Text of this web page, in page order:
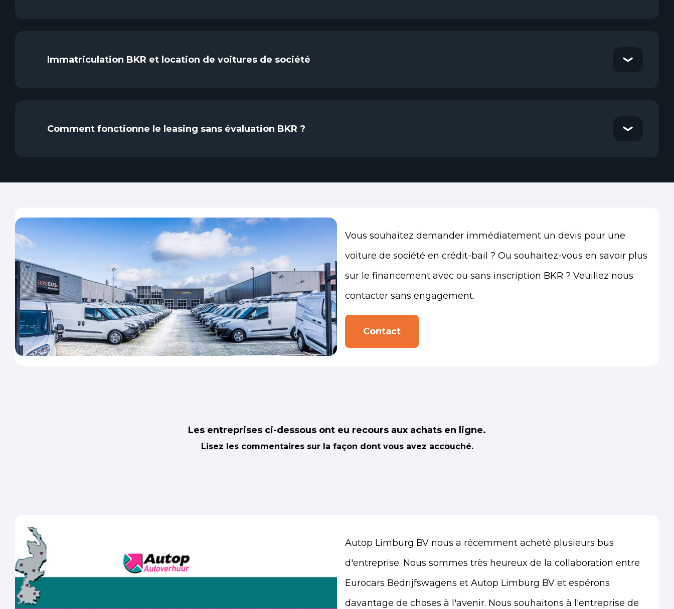
Immatriculation BKR et location de voitures de société
Comment fonctionne le leasing sans évaluation BKR ?
Vous souhaitez demander immédiatement un devis pour une
voiture de société en crédit-bail ? Ou souhaitez-vous en savoir plus
sur le financement avec ou sans inscription BKR ? Veuillez nous
contacter sans engagement.
Contact
Les entreprises ci-dessous ont eu recours aux achats en ligne.
Lisez les commentaires sur la façon dont vous avez accouché.
Autop Limburg BV nous a récemment acheté plusieurs bus
d'entreprise. Nous sommes très heureux de la collaboration entre
Eurocars Bedrijfswagens et Autop Limburg BV et espérons
davantage de choses à l'avenir. Nous souhaitons à l'entreprise de